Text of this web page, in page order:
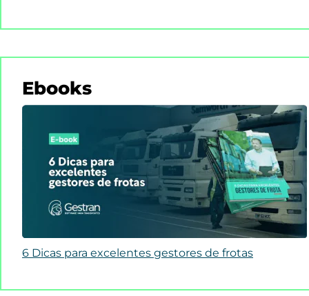
Ebooks
6 Dicas para excelentes gestores de frotas